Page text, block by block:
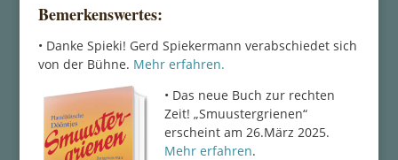
Bemerkenswertes:
• Danke Spieki! Gerd Spiekermann verabschiedet sich
von der Bühne. Mehr erfahren.
• Das neue Buch zur rechten
Zeit! „Smuustergrienen“
erscheint am 26.März 2025.
Mehr erfahren.